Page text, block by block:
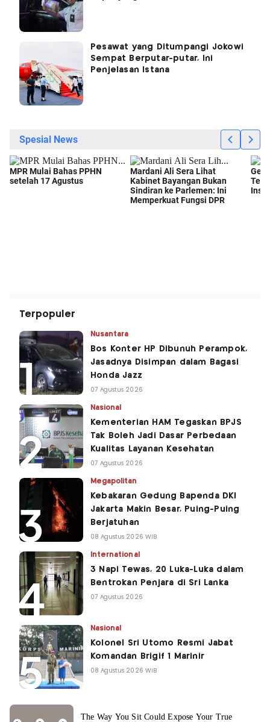
Pesawat yang Ditumpangi Jokowi
Sempat Berputar-putar, Ini
Penjelasan Istana
Terpopuler
Nusantara
Bos Konter HP Dibunuh Perampok,
Jasadnya Disimpan dalam Bagasi
Honda Jazz
07 Agustus 2026
Nasional
Kementerian HAM Tegaskan BPJS
Tak Boleh Jadi Dasar Perbedaan
Kualitas Layanan Kesehatan
07 Agustus 2026
Megapolitan
Kebakaran Gedung Bapenda DKI
Jakarta Makin Besar, Puing-Puing
Berjatuhan
08 Agustus 2026 WIB
International
3 Napi Tewas, 20 Luka-Luka dalam
Bentrokan Penjara di Sri Lanka
07 Agustus 2026
Nasional
Kolonel Sri Utomo Resmi Jabat
Komandan Brigif 1 Marinir
08 Agustus 2026 WIB